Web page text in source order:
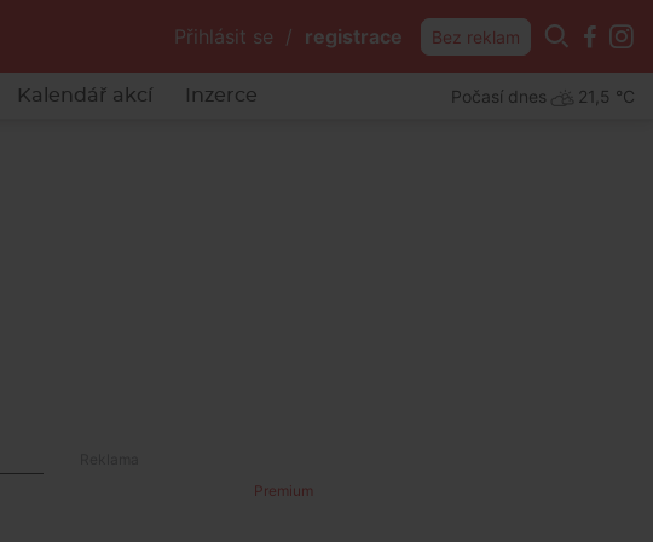
Přihlásit se / registrace Bez reklam
Kalendář akcí Inzerce Počasí dnes 21,5 °C
Premium